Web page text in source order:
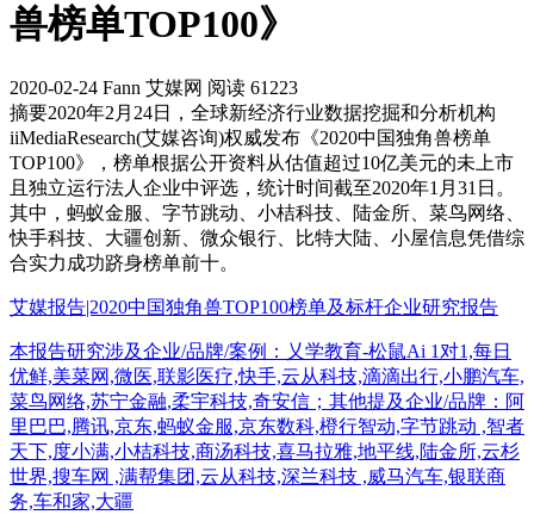
兽榜单TOP100》
2020-02-24 Fann 艾媒网 阅读 61223
摘要2020年2月24日，全球新经济行业数据挖掘和分析机构
iiMediaResearch(艾媒咨询)权威发布《2020中国独角兽榜单
TOP100》，榜单根据公开资料从估值超过10亿美元的未上市
且独立运行法人企业中评选，统计时间截至2020年1月31日。
其中，蚂蚁金服、字节跳动、小桔科技、陆金所、菜鸟网络、
快手科技、大疆创新、微众银行、比特大陆、小屋信息凭借综
合实力成功跻身榜单前十。
艾媒报告|2020中国独角兽TOP100榜单及标杆企业研究报告
本报告研究涉及企业/品牌/案例：乂学教育-松鼠Ai 1对1,每日
优鲜,美菜网,微医,联影医疗,快手,云从科技,滴滴出行,小鹏汽车,
菜鸟网络,苏宁金融,柔宇科技,奇安信；其他提及企业/品牌：阿
里巴巴,腾讯,京东,蚂蚁金服,京东数科,橙行智动,字节跳动 ,智者
天下,度小满,小桔科技,商汤科技,喜马拉雅,地平线,陆金所,云杉
世界,搜车网 ,满帮集团,云从科技,深兰科技 ,威马汽车,银联商
务,车和家,大疆